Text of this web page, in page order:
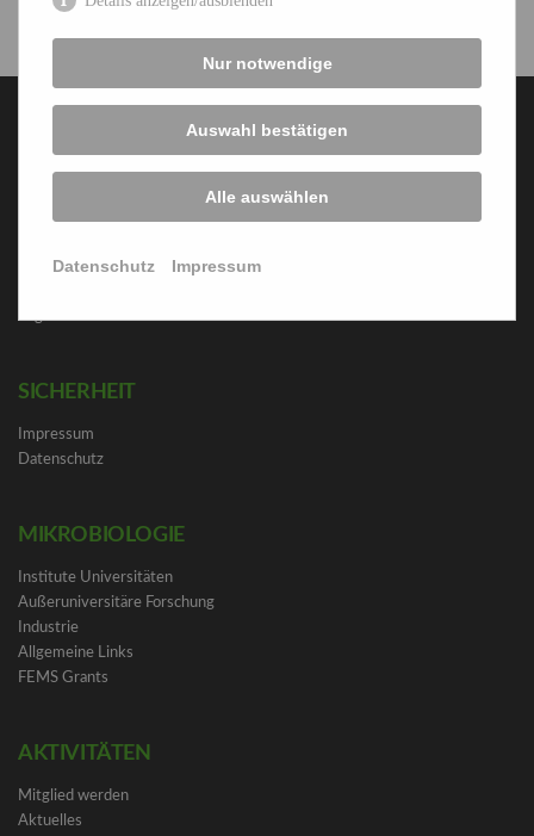
DIE VAAM
Ehrenmitglieder
SICHERHEIT
Impressum
Datenschutz
MIKROBIOLOGIE
Institute Universitäten
Außeruniversitäre Forschung
Industrie
Allgemeine Links
FEMS Grants
AKTIVITÄTEN
Mitglied werden
Aktuelles
Nur notwendige
Auswahl bestätigen
Alle auswählen
Datenschutz Impressum